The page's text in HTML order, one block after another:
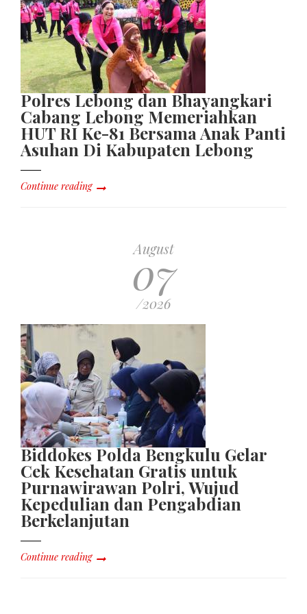
Polres Lebong dan Bhayangkari
Cabang Lebong Memeriahkan
HUT RI Ke-81 Bersama Anak Panti
Asuhan Di Kabupaten Lebong
Continue reading
August
07
/2026
Biddokes Polda Bengkulu Gelar
Cek Kesehatan Gratis untuk
Purnawirawan Polri, Wujud
Kepedulian dan Pengabdian
Berkelanjutan
Continue reading